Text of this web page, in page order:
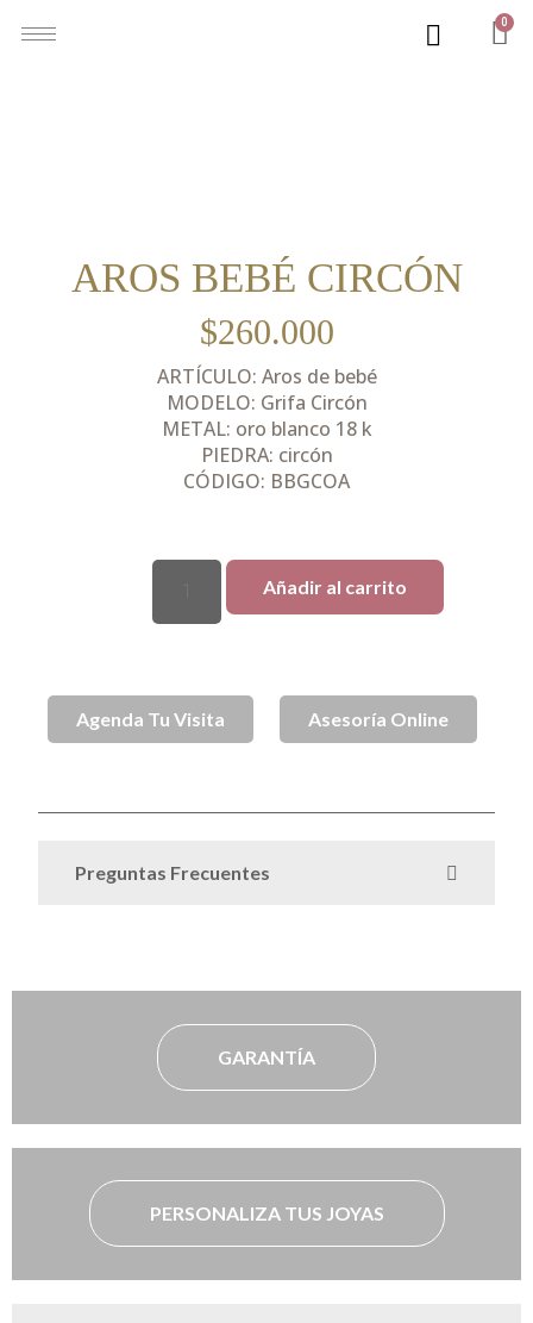
0
AROS BEBÉ CIRCÓN
$260.000
ARTÍCULO: Aros de bebé
MODELO: Grifa Circón
METAL: oro blanco 18 k
PIEDRA: circón
CÓDIGO: BBGCOA
Añadir al carrito
Agenda Tu Visita Asesoría Online
Preguntas Frecuentes
GARANTÍA
PERSONALIZA TUS JOYAS